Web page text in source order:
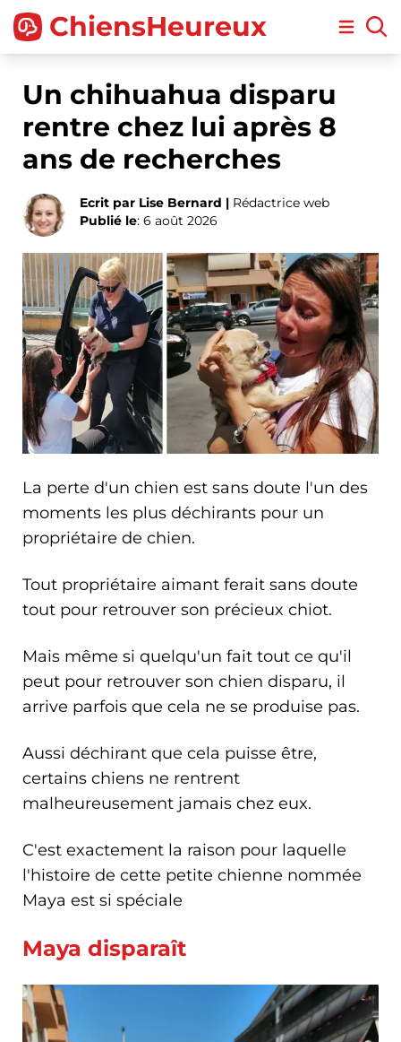
ChiensHeureux Open
Un chihuahua disparu
rentre chez lui après 8
ans de recherches
Ecrit par Lise Bernard | Rédactrice web
Publié le: 6 août 2026
La perte d'un chien est sans doute l'un des
moments les plus déchirants pour un
propriétaire de chien.
Tout propriétaire aimant ferait sans doute
tout pour retrouver son précieux chiot.
Mais même si quelqu'un fait tout ce qu'il
peut pour retrouver son chien disparu, il
arrive parfois que cela ne se produise pas.
Aussi déchirant que cela puisse être,
certains chiens ne rentrent
malheureusement jamais chez eux.
C'est exactement la raison pour laquelle
l'histoire de cette petite chienne nommée
Maya est si spéciale
Maya disparaît